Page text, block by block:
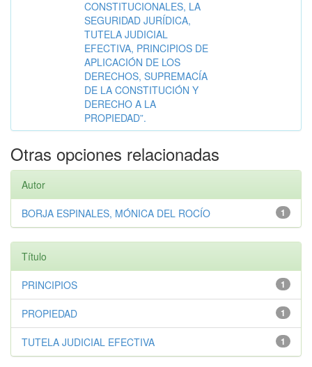
CONSTITUCIONALES, LA
SEGURIDAD JURÍDICA,
TUTELA JUDICIAL
EFECTIVA, PRINCIPIOS DE
APLICACIÓN DE LOS
DERECHOS, SUPREMACÍA
DE LA CONSTITUCIÓN Y
DERECHO A LA
PROPIEDAD”.
Otras opciones relacionadas
Autor
1
BORJA ESPINALES, MÓNICA DEL ROCÍO
Título
1
PRINCIPIOS
1
PROPIEDAD
1
TUTELA JUDICIAL EFECTIVA